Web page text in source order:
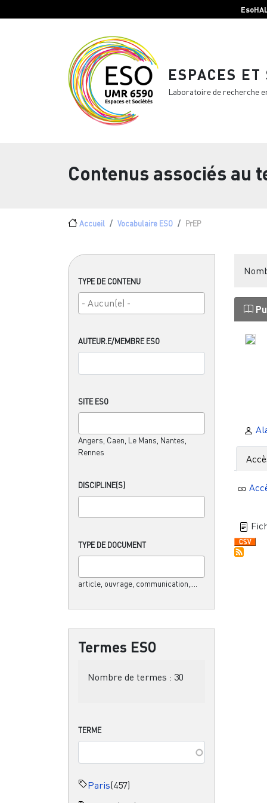
ESPACES ET
Laboratoire de recherche
Contenus associés au
Fil d'Ariane
Accueil Vocabulaire ESO PrEP
TYPE DE CONTENU
AUTEUR.E/MEMBRE ESO
SITE ESO
Angers, Caen, Le Mans, Nantes,
Rennes
DISCIPLINE(S)
TYPE DE DOCUMENT
article, ouvrage, communication,....
Termes ESO
Nombre de termes : 30
TERME
Paris(457)